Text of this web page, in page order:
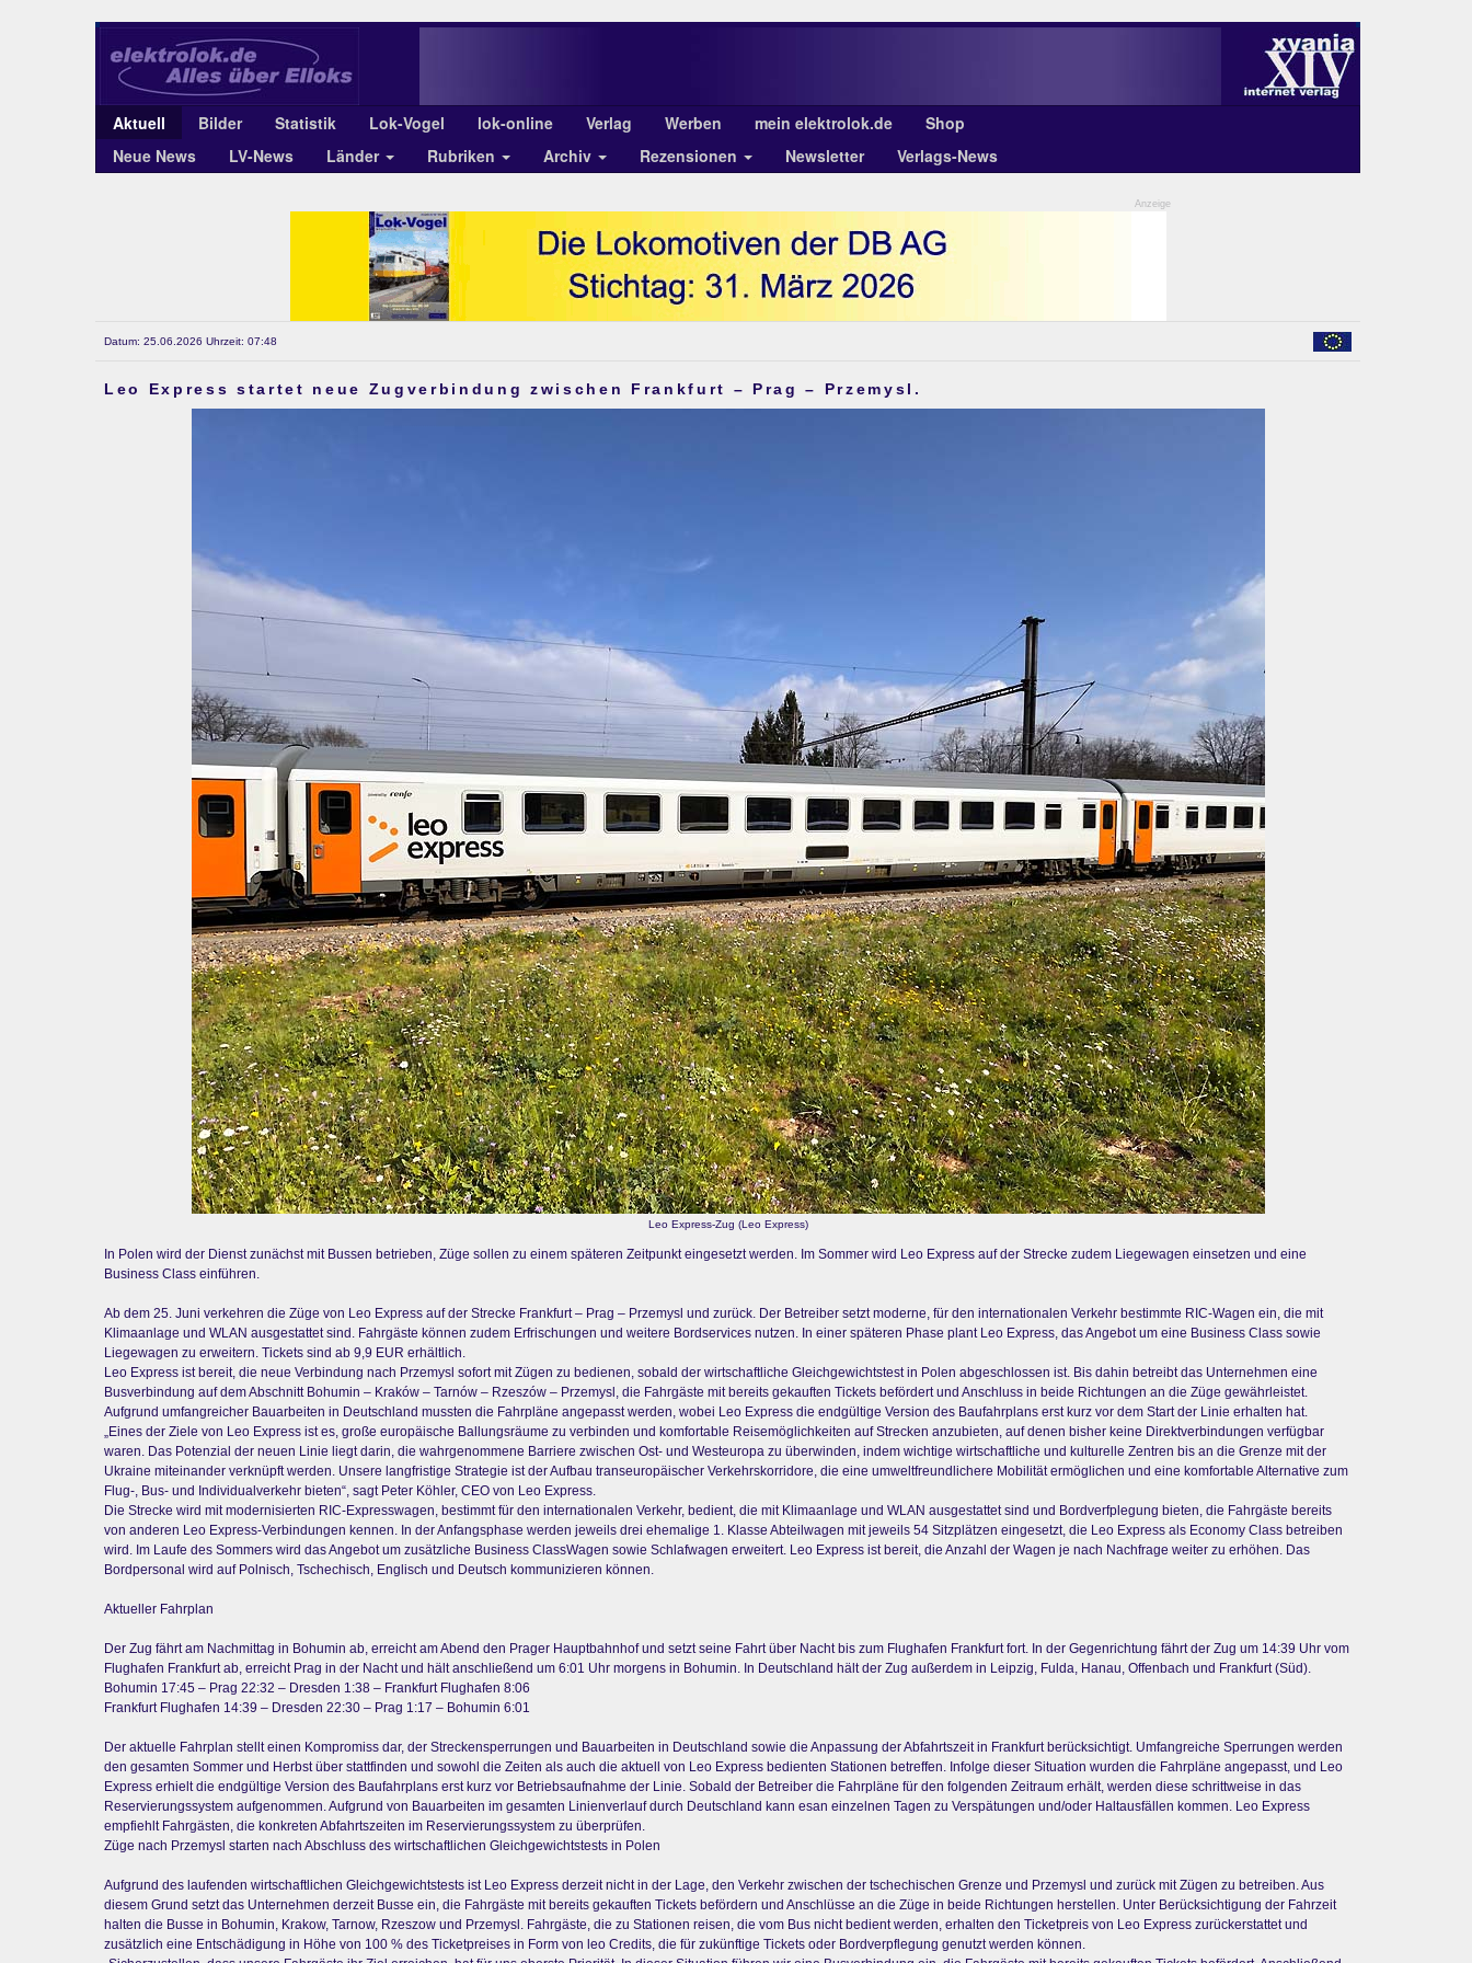
Aktuell Bilder Statistik Lok-Vogel lok-online Verlag Werben mein elektrolok.de
Shop
Neue News
LV-News Länder Rubriken Archiv Rezensionen Newsletter Verlags-News
Anzeige
Datum: 25.06.2026 Uhrzeit: 07:48
Leo Express startet neue Zugverbindung zwischen Frankfurt – Prag – Przemysl.
Leo Express-Zug (Leo Express)
In Polen wird der Dienst zunächst mit Bussen betrieben, Züge sollen zu einem späteren Zeitpunkt eingesetzt werden. Im Sommer wird Leo Express auf der Strecke zudem Liegewagen einsetzen und eine
Business Class einführen.
Ab dem 25. Juni verkehren die Züge von Leo Express auf der Strecke Frankfurt – Prag – Przemysl und zurück. Der Betreiber setzt moderne, für den internationalen Verkehr bestimmte RIC-Wagen ein, die mit
Klimaanlage und WLAN ausgestattet sind. Fahrgäste können zudem Erfrischungen und weitere Bordservices nutzen. In einer späteren Phase plant Leo Express, das Angebot um eine Business Class sowie
Liegewagen zu erweitern. Tickets sind ab 9,9 EUR erhältlich.
Leo Express ist bereit, die neue Verbindung nach Przemysl sofort mit Zügen zu bedienen, sobald der wirtschaftliche Gleichgewichtstest in Polen abgeschlossen ist. Bis dahin betreibt das Unternehmen eine
Busverbindung auf dem Abschnitt Bohumin – Kraków – Tarnów – Rzeszów – Przemysl, die Fahrgäste mit bereits gekauften Tickets befördert und Anschluss in beide Richtungen an die Züge gewährleistet.
Aufgrund umfangreicher Bauarbeiten in Deutschland mussten die Fahrpläne angepasst werden, wobei Leo Express die endgültige Version des Baufahrplans erst kurz vor dem Start der Linie erhalten hat.
„Eines der Ziele von Leo Express ist es, große europäische Ballungsräume zu verbinden und komfortable Reisemöglichkeiten auf Strecken anzubieten, auf denen bisher keine Direktverbindungen verfügbar
waren. Das Potenzial der neuen Linie liegt darin, die wahrgenommene Barriere zwischen Ost- und Westeuropa zu überwinden, indem wichtige wirtschaftliche und kulturelle Zentren bis an die Grenze mit der
Ukraine miteinander verknüpft werden. Unsere langfristige Strategie ist der Aufbau transeuropäischer Verkehrskorridore, die eine umweltfreundlichere Mobilität ermöglichen und eine komfortable Alternative zum
Flug-, Bus- und Individualverkehr bieten“, sagt Peter Köhler, CEO von Leo Express.
Die Strecke wird mit modernisierten RIC-Expresswagen, bestimmt für den internationalen Verkehr, bedient, die mit Klimaanlage und WLAN ausgestattet sind und Bordverfplegung bieten, die Fahrgäste bereits
von anderen Leo Express-Verbindungen kennen. In der Anfangsphase werden jeweils drei ehemalige 1. Klasse Abteilwagen mit jeweils 54 Sitzplätzen eingesetzt, die Leo Express als Economy Class betreiben
wird. Im Laufe des Sommers wird das Angebot um zusätzliche Business ClassWagen sowie Schlafwagen erweitert. Leo Express ist bereit, die Anzahl der Wagen je nach Nachfrage weiter zu erhöhen. Das
Bordpersonal wird auf Polnisch, Tschechisch, Englisch und Deutsch kommunizieren können.
Aktueller Fahrplan
Der Zug fährt am Nachmittag in Bohumin ab, erreicht am Abend den Prager Hauptbahnhof und setzt seine Fahrt über Nacht bis zum Flughafen Frankfurt fort. In der Gegenrichtung fährt der Zug um 14:39 Uhr vom
Flughafen Frankfurt ab, erreicht Prag in der Nacht und hält anschließend um 6:01 Uhr morgens in Bohumin. In Deutschland hält der Zug außerdem in Leipzig, Fulda, Hanau, Offenbach und Frankfurt (Süd).
Bohumin 17:45 – Prag 22:32 – Dresden 1:38 – Frankfurt Flughafen 8:06
Frankfurt Flughafen 14:39 – Dresden 22:30 – Prag 1:17 – Bohumin 6:01
Der aktuelle Fahrplan stellt einen Kompromiss dar, der Streckensperrungen und Bauarbeiten in Deutschland sowie die Anpassung der Abfahrtszeit in Frankfurt berücksichtigt. Umfangreiche Sperrungen werden
den gesamten Sommer und Herbst über stattfinden und sowohl die Zeiten als auch die aktuell von Leo Express bedienten Stationen betreffen. Infolge dieser Situation wurden die Fahrpläne angepasst, und Leo
Express erhielt die endgültige Version des Baufahrplans erst kurz vor Betriebsaufnahme der Linie. Sobald der Betreiber die Fahrpläne für den folgenden Zeitraum erhält, werden diese schrittweise in das
Reservierungssystem aufgenommen. Aufgrund von Bauarbeiten im gesamten Linienverlauf durch Deutschland kann esan einzelnen Tagen zu Verspätungen und/oder Haltausfällen kommen. Leo Express
empfiehlt Fahrgästen, die konkreten Abfahrtszeiten im Reservierungssystem zu überprüfen.
Züge nach Przemysl starten nach Abschluss des wirtschaftlichen Gleichgewichtstests in Polen
Aufgrund des laufenden wirtschaftlichen Gleichgewichtstests ist Leo Express derzeit nicht in der Lage, den Verkehr zwischen der tschechischen Grenze und Przemysl und zurück mit Zügen zu betreiben. Aus
diesem Grund setzt das Unternehmen derzeit Busse ein, die Fahrgäste mit bereits gekauften Tickets befördern und Anschlüsse an die Züge in beide Richtungen herstellen. Unter Berücksichtigung der Fahrzeit
halten die Busse in Bohumin, Krakow, Tarnow, Rzeszow und Przemysl. Fahrgäste, die zu Stationen reisen, die vom Bus nicht bedient werden, erhalten den Ticketpreis von Leo Express zurückerstattet und
zusätzlich eine Entschädigung in Höhe von 100 % des Ticketpreises in Form von leo Credits, die für zukünftige Tickets oder Bordverpflegung genutzt werden können.